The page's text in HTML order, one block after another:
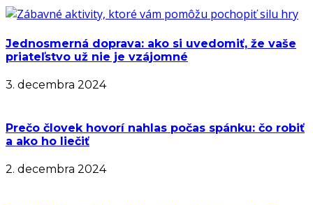
Jednosmerná doprava: ako si uvedomiť, že vaše
priateľstvo už nie je vzájomné
3. decembra 2024
Prečo človek hovorí nahlas počas spánku: čo robiť
a ako ho liečiť
2. decembra 2024